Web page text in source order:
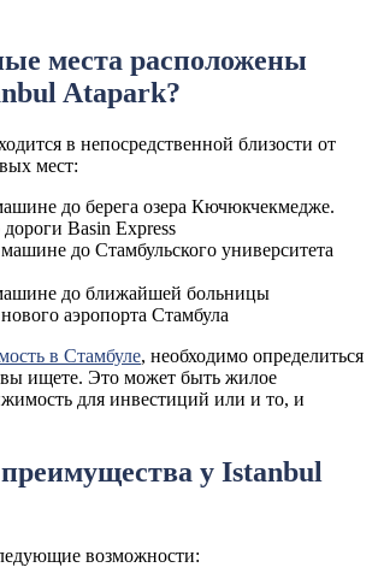
места расположены
Atapark?
в непосредственной близости от
мест:
до берега озера Кючюкчекмедже.
Basin Express
до Стамбульского университета
до ближайшей больницы
аэропорта Стамбула
в Стамбуле, необходимо определиться
ищете. Это может быть жилое
для инвестиций или и то, и
у Istanbul
возможности: